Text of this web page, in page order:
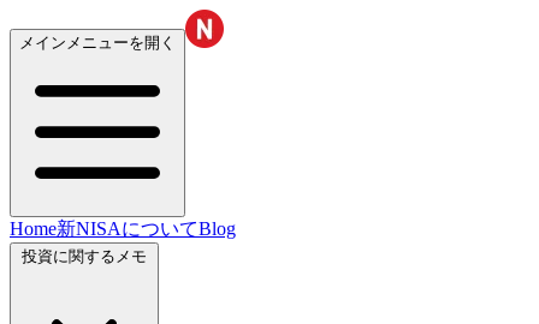
メインメニューを開く
Home新NISAについてBlog